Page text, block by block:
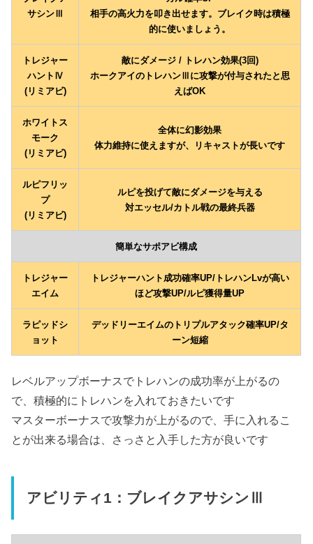
サシンⅢ
相手の高火力を叩き出せます。ブレイク時は積極
的に使いましょう。
トレジャー
ハントⅣ
(リミアビ)
敵にダメージ / トレハン効果(3回)
ホークアイのトレハンⅢに攻撃が付与されたと思
えばOK
ホワイトス
モーク
(リミアビ)
全体に幻影効果
体力維持に使えますが、リキャストが長いです
ルピフリッ
プ
(リミアビ)
ルピを投げて敵にダメージを与える
対エッセル/カトル戦の最終兵器
簡単なサポアビ構成
トレジャー
エイム
トレジャーハント成功確率UP/トレハンLvが高い
ほど攻撃UP/ルピ獲得量UP
ラピッドシ
ョット
デッドリーエイムのトリプルアタック確率UP/タ
ーン短縮
レベルアップボーナスでトレハンの成功率が上がるの
で、積極的にトレハンを入れておきたいです
マスターボーナスで攻撃力が上がるので、手に入れるこ
とが出来る場合は、さっさと入手した方が良いです
アビリティ1：ブレイクアサシンⅢ